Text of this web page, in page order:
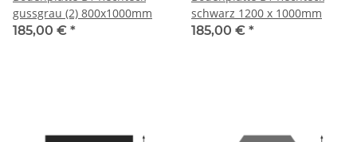
gussgrau (2) 800x1000mm
185,00 € *
schwarz 1200 x 1000mm
185,00 € *